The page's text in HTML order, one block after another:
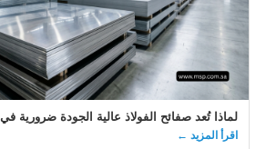
لماذا تُعد صفائح الفولاذ عالية الجودة ضرورية في
اقرأ المزيد ←